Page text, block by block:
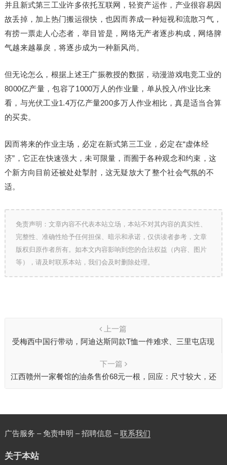
并且新式第三工业许多依托互联网，轻资产运作，产业很容易因
故丢掉，加上热门搬运很快，也因而养成一种短视和流散习气，
有捞一票走人心态者，举目皆是，网络无产者逐步构成，网络脾
气越来越暴戾，将逐步成为一种新风尚。
但无论怎么，根据上述王广振教授的数据，动漫游戏电竞工业的
8000亿产量，包容了1000万人的作业量，单从投入/作业比来
看，与光伏工业1.4万亿产量200多万人作业相比，真是适当合算
的买卖。
因而将来的作业主场，必定在新式第三工业，必定在“虚体经
济”，它正在快速强大，未可限量，而囿于各种观念和约束，这
个新方向目前还被处处掣肘，这无疑放大了整个社会气氛的不
适。
免责声明：文章内容不代表本站立场，本站不对其内容的真实性、
完整性、准确性给予任何担保、暗示和承诺，仅供读者参考，文章
版权归原作者所有。如本文内容影响到您的合法权益（内容、图片
等），请及时联系本站，我们会及时删除处理。
上一篇
受梅西中国行带动，阿迪达斯同款T恤一件难求、三里屯店现
下一篇
江西赣州一家餐馆的油条售价68元一根，回应：尺寸较大，还
广告服务 – 免责申明 – 招聘信息 –联系我们
关于本站